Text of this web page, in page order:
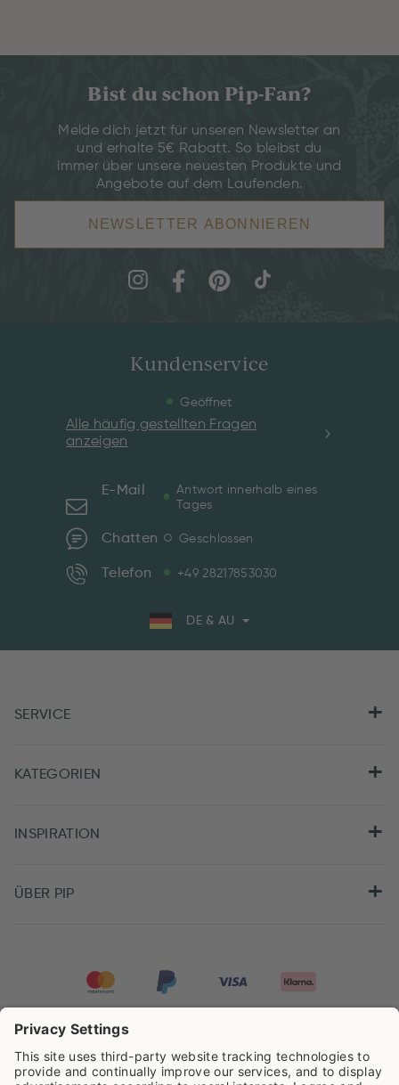
Bist du schon Pip-Fan?
Melde dich jetzt für unseren Newsletter an
und erhalte 5€ Rabatt. So bleibst du
immer über unsere neuesten Produkte und
Angebote auf dem Laufenden.
NEWSLETTER ABONNIEREN
Kundenservice
Geöffnet
Alle häufig gestellten Fragen
anzeigen
E-Mail
Antwort innerhalb eines
Tages
Chatten Geschlossen
Telefon +49 28217853030
DE & AU
SERVICE
KATEGORIEN
INSPIRATION
ÜBER PIP